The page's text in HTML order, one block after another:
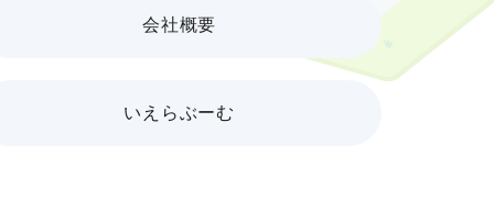
会社概要
いえらぶーむ